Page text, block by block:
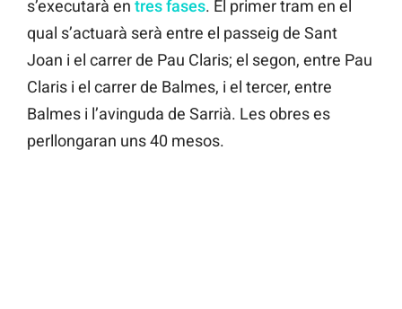
s’executarà en tres fases. El primer tram en el
qual s’actuarà serà entre el passeig de Sant
Joan i el carrer de Pau Claris; el segon, entre Pau
Claris i el carrer de Balmes, i el tercer, entre
Balmes i l’avinguda de Sarrià. Les obres es
perllongaran uns 40 mesos.